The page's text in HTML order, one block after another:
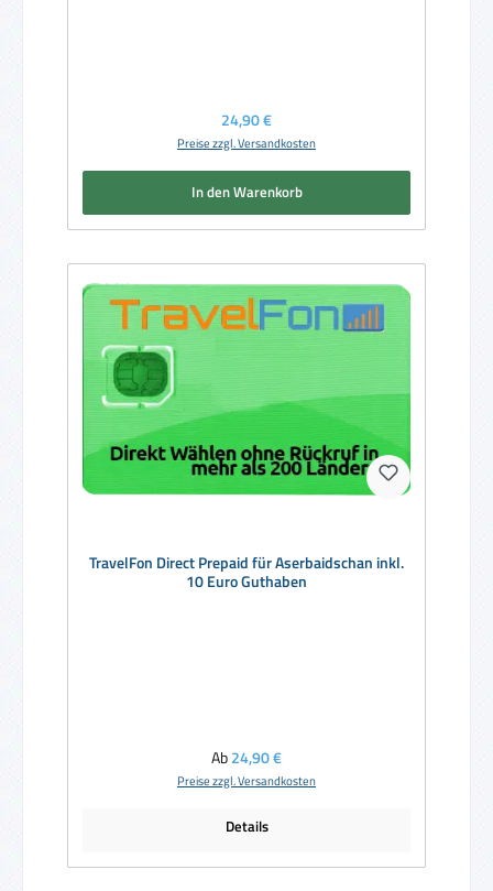
Regulärer Preis:
24,90 €
Preise zzgl. Versandkosten
In den Warenkorb
TravelFon Direct Prepaid für Aserbaidschan inkl.
10 Euro Guthaben
Regulärer Preis:
Ab24,90 €
Preise zzgl. Versandkosten
Details